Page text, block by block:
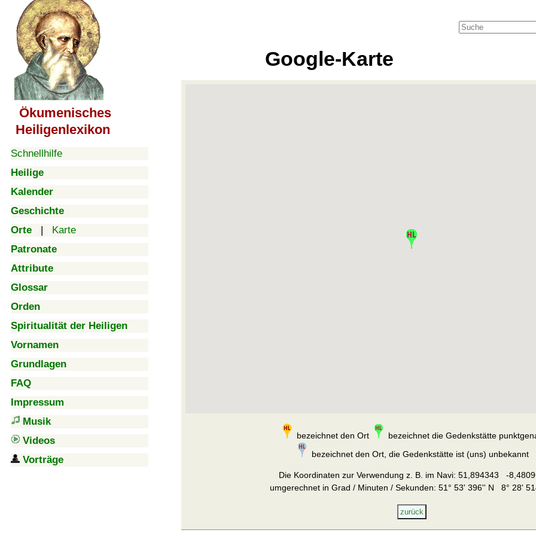
Ökumenisches
Heiligenlexikon
Schnellhilfe
Heilige
Kalender
Geschichte
Orte | Karte
Patronate
Attribute
Glossar
Orden
Spiritualität der Heiligen
Vornamen
Grundlagen
FAQ
Impressum
Musik
Videos
Vorträge
Google-Karte
bezeichnet den Ort
bezeichnet die Gedenkstätte
bezeichnet den Ort, die Gedenkstätte ist (uns) unbekannt
Die Koordinaten zur Verwendung z. B. im Navi: 51,894343 -
umgerechnet in Grad / Minuten / Sekunden: 51° 53' 396'' N 8° 28'